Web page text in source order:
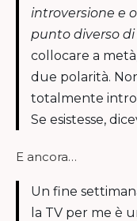
introversione e
punto diverso
collocare a
due polarità.
totalmente
Se esistesse,
E ancora…
Un fine
la TV per me è